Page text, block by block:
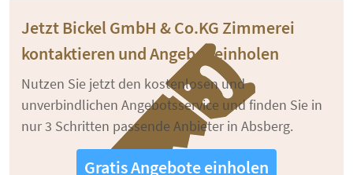
Jetzt Bickel GmbH & Co.KG Zimmerei
kontaktieren und Angebot einholen
Nutzen Sie jetzt den kostenlosen und
unverbindlichen Angebotsservice und finden Sie in
nur 3 Schritten passende Anbieter in Absberg.
Gratis Angebote einholen